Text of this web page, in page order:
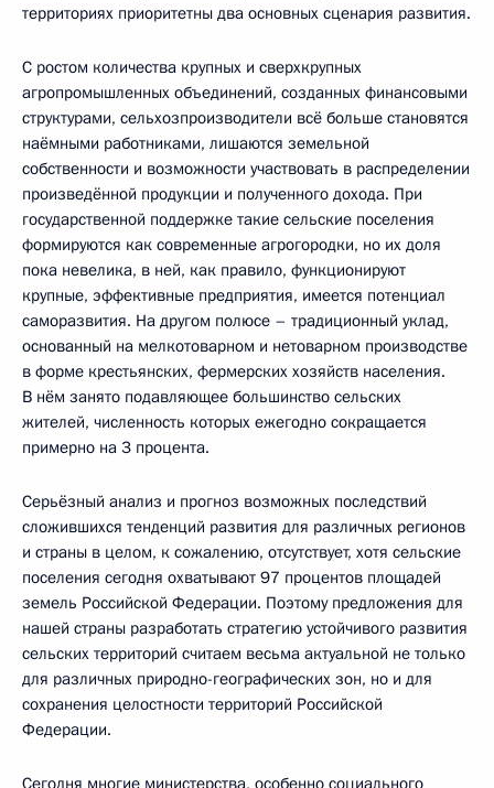
территориях приоритетны два основных сценария развития.
С ростом количества крупных и сверхкрупных
агропромышленных объединений, созданных финансовыми
структурами, сельхозпроизводители всё больше становятся
наёмными работниками, лишаются земельной
собственности и возможности участвовать в распределении
произведённой продукции и полученного дохода. При
государственной поддержке такие сельские поселения
формируются как современные агрогородки, но их доля
пока невелика, в ней, как правило, функционируют
крупные, эффективные предприятия, имеется потенциал
саморазвития. На другом полюсе – традиционный уклад,
основанный на мелкотоварном и нетоварном производстве
в форме крестьянских, фермерских хозяйств населения.
В нём занято подавляющее большинство сельских
жителей, численность которых ежегодно сокращается
примерно на 3 процента.
Серьёзный анализ и прогноз возможных последствий
сложившихся тенденций развития для различных регионов
и страны в целом, к сожалению, отсутствует, хотя сельские
поселения сегодня охватывают 97 процентов площадей
земель Российской Федерации. Поэтому предложения для
нашей страны разработать стратегию устойчивого развития
сельских территорий считаем весьма актуальной не только
для различных природно-географических зон, но и для
сохранения целостности территорий Российской
Федерации.
Сегодня многие министерства, особенно социального